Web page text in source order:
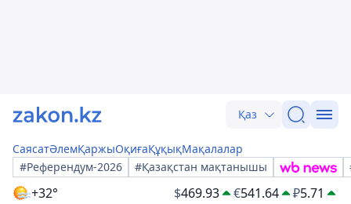
Қаз
СаясатӘлемҚаржыОқиғаҚұқықМақалалар
#Референдум-2026
#Қазақстан мақтанышы
+32° $469.93 €541.64 ₽5.71